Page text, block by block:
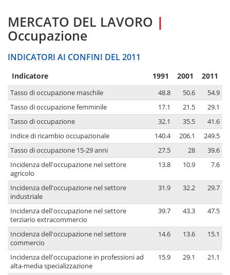
MERCATO DEL LAVORO |
Occupazione
INDICATORI AI CONFINI DEL 2011
Indicatore 1991 2001 2011
Tasso di occupazione maschile 48.8 50.6
54.9
Tasso di occupazione femminile
17.1 21.5
29.1
Tasso di occupazione
32.1 35.5
41.6
Indice di ricambio occupazionale
140.4 206.1
249.5
Tasso di occupazione 15-29 anni
27.5 28
39.6
Incidenza dell'occupazione nel settore
agricolo
13.8 10.9 7.6
Incidenza dell'occupazione nel settore
industriale
31.9 32.2 29.7
Incidenza dell'occupazione nel settore
terziario extracommercio
39.7 43.3 47.5
Incidenza dell'occupazione nel settore
commercio
14.6 13.6 15.1
Incidenza dell'occupazione in professioni ad
alta-media specializzazione
15.9 29.1 21.1